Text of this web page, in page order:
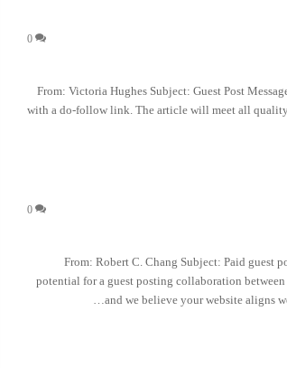
0
From: Victoria Hughes Subject: Guest Post
with a do-follow link. The article will meet all quality
0
From: Robert C. Chang Subject: Paid guest
potential for a guest posting collaboration
and we believe your website aligns